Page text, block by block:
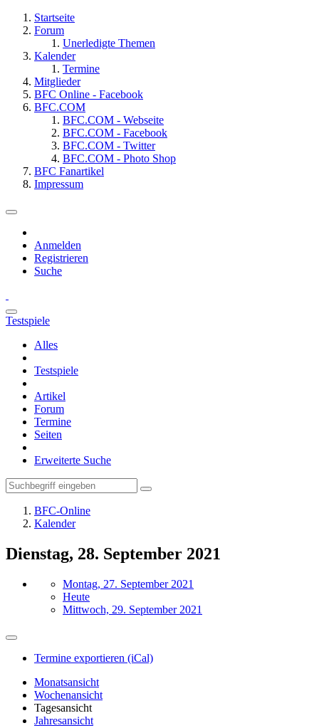
Startseite
Forum
Unerledigte Themen
Kalender
Termine
Mitglieder
BFC Online - Facebook
BFC.COM
BFC.COM - Webseite
BFC.COM - Facebook
BFC.COM - Twitter
BFC.COM - Photo Shop
BFC Fanartikel
Impressum
Anmelden
Registrieren
Suche
Testspiele
Alles
Testspiele
Artikel
Forum
Termine
Seiten
Erweiterte Suche
BFC-Online
Kalender
Dienstag, 28. September 2021
Montag, 27. September 2021
Heute
Mittwoch, 29. September 2021
Termine exportieren (iCal)
Monatsansicht
Wochenansicht
Tagesansicht
Jahresansicht